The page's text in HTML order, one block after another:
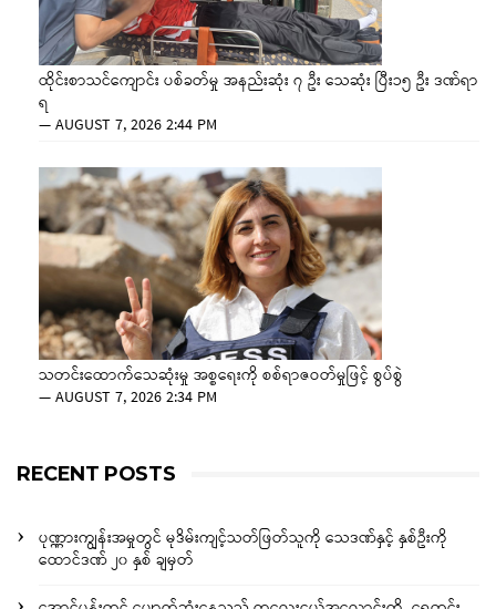
ထိုင်းစာသင်ကျောင်း ပစ်ခတ်မှု အနည်းဆုံး ၇ ဦး သေဆုံး ပြီး၁၅ ဦး ဒဏ်ရာ
ရ
—AUGUST 7, 2026 2:44 PM
သတင်းထောက်သေဆုံးမှု အစ္စရေးကို စစ်ရာဇဝတ်မှုဖြင့် စွပ်စွဲ
—AUGUST 7, 2026 2:34 PM
RECENT POSTS
ပုဏ္ဏားကျွန်းအမှုတွင် မုဒိမ်းကျင့်သတ်ဖြတ်သူကို သေဒဏ်နှင့် နှစ်ဦးကို
ထောင်ဒဏ် ၂၀ နှစ် ချမှတ်